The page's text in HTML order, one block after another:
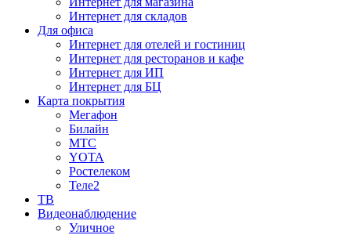
Интернет для складов
Для офиса
Интернет для отелей и гостиниц
Интернет для ресторанов и кафе
Интернет для ИП
Интернет для БЦ
Карта покрытия
Мегафон
Билайн
МТС
YOTA
Ростелеком
Теле2
ТВ
Видеонаблюдение
Уличное